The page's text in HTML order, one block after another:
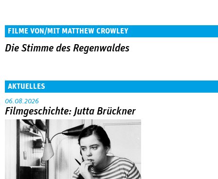
FILME VON/MIT MATTHEW CROWLEY
Die Stimme des Regenwaldes
AKTUELLES
06.08.2026
Filmgeschichte: Jutta Brückner